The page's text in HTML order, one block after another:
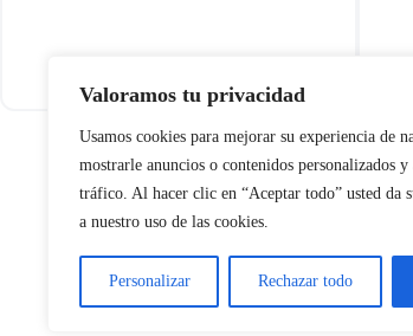
Valoramos tu privacidad
Usamos cookies para mejorar su experiencia de
mostrarle anuncios o contenidos personalizados
tráfico. Al hacer clic en “Aceptar todo” usted da
a nuestro uso de las cookies.
Personalizar Rechazar todo